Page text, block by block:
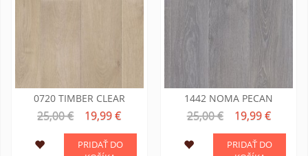
0720 TIMBER CLEAR
25,00 € 19,99 €
PRIDAŤ DO
1442 NOMA PECAN
25,00 € 19,99 €
PRIDAŤ DO